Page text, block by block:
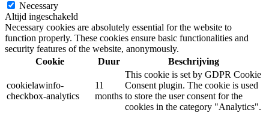
Necessary
Altijd ingeschakeld
Necessary cookies are absolutely essential for the website to
function properly. These cookies ensure basic functionalities and
security features of the website, anonymously.
Cookie
Duur Beschrijving
cookielawinfo-
checkbox-analytics
11
months
This cookie is set by GDPR Cookie
Consent plugin. The cookie is used
to store the user consent for the
cookies in the category "Analytics".